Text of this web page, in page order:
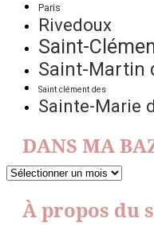
Paris
Rivedoux
Saint-
Saint-Martin
Saint clément des
Sainte-Marie
DANS MA
DANS
BAZENNE
(ARCHIVES)
À propos du